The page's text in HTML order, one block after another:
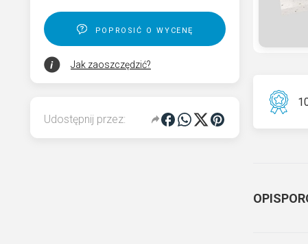
poprosić o wycenę
Jak zaoszczędzić?
Udostępnij przez:
OPIS